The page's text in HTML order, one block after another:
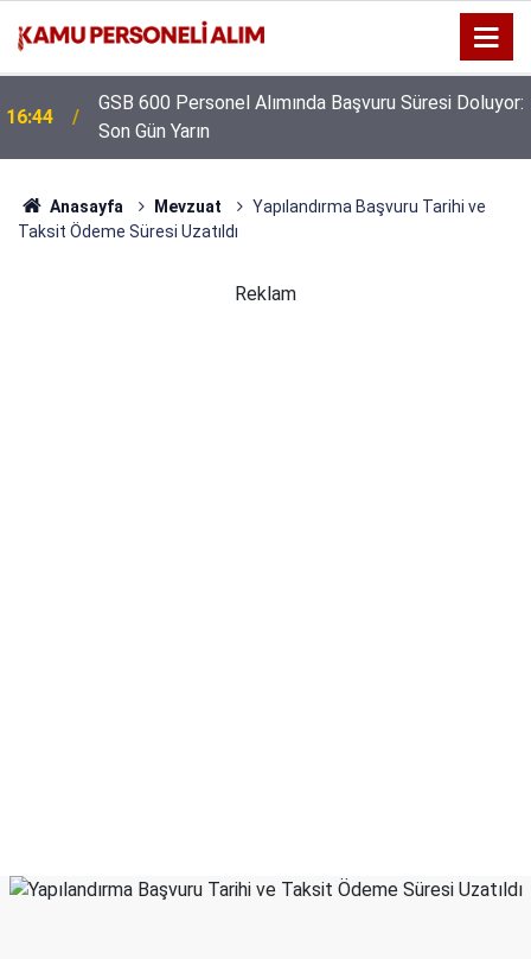
16:44
GSB 600 Personel Alımında Başvuru Süresi Doluyor:
Son Gün Yarın
Anasayfa Mevzuat
Yapılandırma Başvuru Tarihi ve
Taksit Ödeme Süresi Uzatıldı
Reklam